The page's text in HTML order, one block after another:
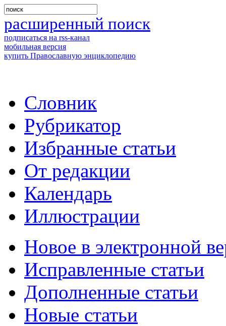
расширенный поиск
подписаться на rss-канал
мобильная версия
купить Православную энциклопедию
Словник
Рубрикатор
Избранные статьи
От редакции
Календарь
Иллюстрации
Новое в электронной
Исправленные статьи
Дополненные статьи
Новые статьи